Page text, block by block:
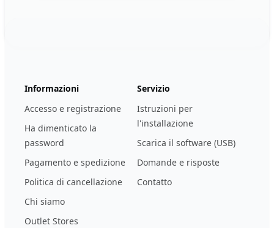
Informazioni
Accesso e registrazione
Ha dimenticato la
password
Pagamento e spedizione
Politica di cancellazione
Chi siamo
Outlet Stores
Servizio
Istruzioni per
l'installazione
Scarica il software (USB)
Domande e risposte
Contatto